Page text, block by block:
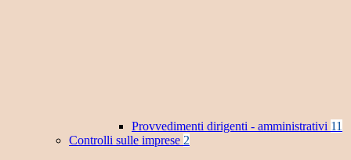
Provvedimenti dirigenti - amministrativi 11
Controlli sulle imprese 2